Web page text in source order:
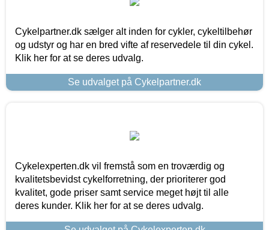
Cykelpartner.dk sælger alt inden for cykler, cykeltilbehør
og udstyr og har en bred vifte af reservedele til din cykel.
Klik her for at se deres udvalg.
Se udvalget på Cykelpartner.dk
Cykelexperten.dk vil fremstå som en troværdig og
kvalitetsbevidst cykelforretning, der prioriterer god
kvalitet, gode priser samt service meget højt til alle
deres kunder. Klik her for at se deres udvalg.